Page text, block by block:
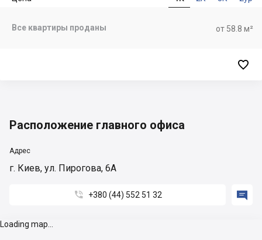
от 58.8 м²
Все квартиры проданы

Расположение главного офиса
Адрес
г. Киев, ул. Пирогова, 6А
 +380 (44) 552 51 32 
Loading map...